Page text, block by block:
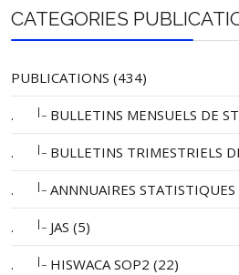
CATEGORIES
PUBLICATIONS (434)
. |_ BULLETINS MENSUELS DE
. |_ BULLETINS TRIMESTRIELS
. |_ ANNNUAIRES
. |_ JAS (5)
. |_ HISWACA SOP2 (22)